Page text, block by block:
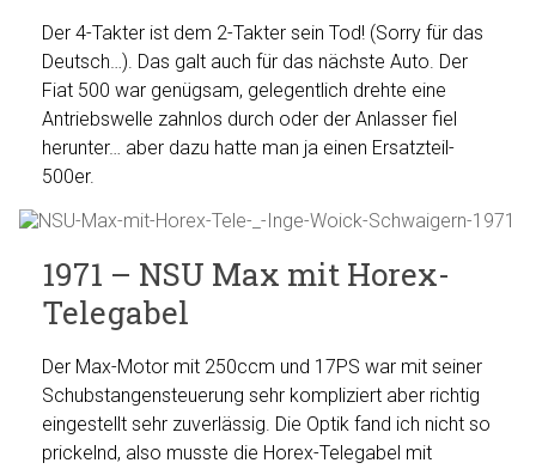
Der 4-Takter ist dem 2-Takter sein Tod! (Sorry für das
Deutsch…). Das galt auch für das nächste Auto. Der
Fiat 500 war genügsam, gelegentlich drehte eine
Antriebswelle zahnlos durch oder der Anlasser fiel
herunter… aber dazu hatte man ja einen Ersatzteil-
500er.
1971 – NSU Max mit Horex-
Telegabel
Der Max-Motor mit 250ccm und 17PS war mit seiner
Schubstangensteuerung sehr kompliziert aber richtig
eingestellt sehr zuverlässig. Die Optik fand ich nicht so
prickelnd, also musste die Horex-Telegabel mit